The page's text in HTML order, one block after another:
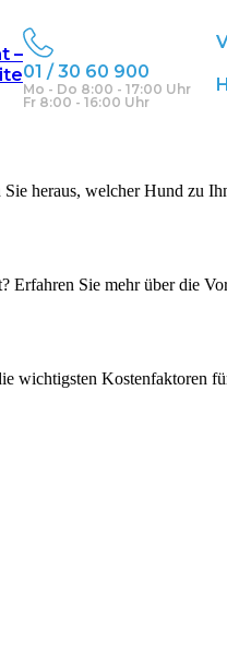
–
01 / 30 60 900
Mo - Do 8:00 - 17:00 Uhr
Fr 8:00 - 16:00 Uhr
heraus, welcher Hund zu
Erfahren Sie mehr über die
wichtigsten Kostenfaktoren